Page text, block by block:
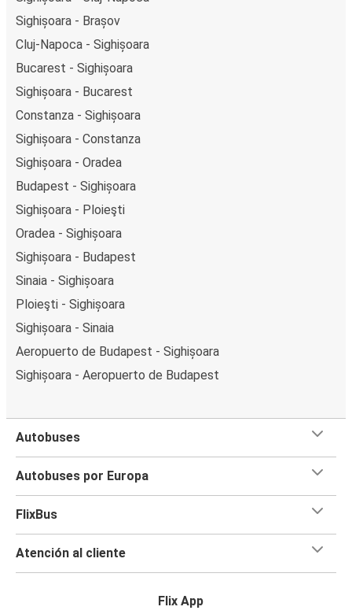
Sighișoara - Brașov
Cluj-Napoca - Sighișoara
Bucarest - Sighișoara
Sighișoara - Bucarest
Constanza - Sighișoara
Sighișoara - Constanza
Sighișoara - Oradea
Budapest - Sighișoara
Sighișoara - Ploieşti
Oradea - Sighișoara
Sighișoara - Budapest
Sinaia - Sighișoara
Ploieşti - Sighișoara
Sighișoara - Sinaia
Aeropuerto de Budapest - Sighișoara
Sighișoara - Aeropuerto de Budapest
Autobuses
Autobuses por Europa
FlixBus
Atención al cliente
Flix App